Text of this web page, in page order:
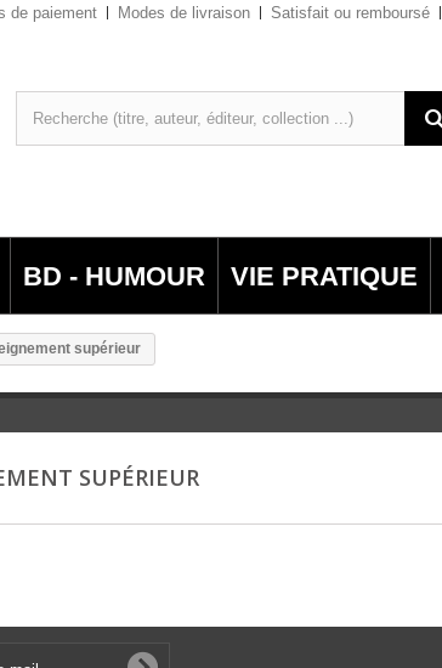
de paiement Modes de livraison Satisfait ou remboursé
BD - HUMOUR VIE PRATIQUE
supérieur
SUPÉRIEUR